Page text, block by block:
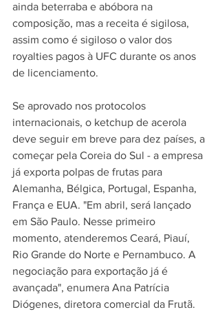
ainda beterraba e abóbora na
composição, mas a receita é sigilosa,
assim como é sigiloso o valor dos
royalties pagos à UFC durante os anos
de licenciamento.
Se aprovado nos protocolos
internacionais, o ketchup de acerola
deve seguir em breve para dez países, a
começar pela Coreia do Sul - a empresa
já exporta polpas de frutas para
Alemanha, Bélgica, Portugal, Espanha,
França e EUA. "Em abril, será lançado
em São Paulo. Nesse primeiro
momento, atenderemos Ceará, Piauí,
Rio Grande do Norte e Pernambuco. A
negociação para exportação já é
avançada", enumera Ana Patrícia
Diógenes, diretora comercial da Frutã.